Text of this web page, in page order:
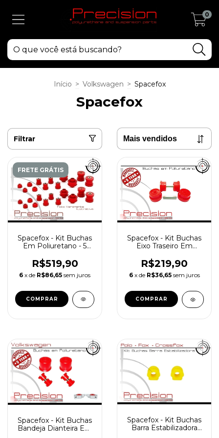
0
Início > Volkswagen > Spacefox
Spacefox
Filtrar
FRETE GRÁTIS
Spacefox - Kit Buchas
Em Poliuretano - 5
R$519,90
6 x de R$86,65 sem juros
Spacefox - Kit Buchas
Eixo Traseiro Em
Garantia
R$219,90
6 x de R$36,65 sem juros
Spacefox - Kit Buchas
Bandeja Dianteira Em
Spacefox - Kit Buchas
Barra Estabilizadora